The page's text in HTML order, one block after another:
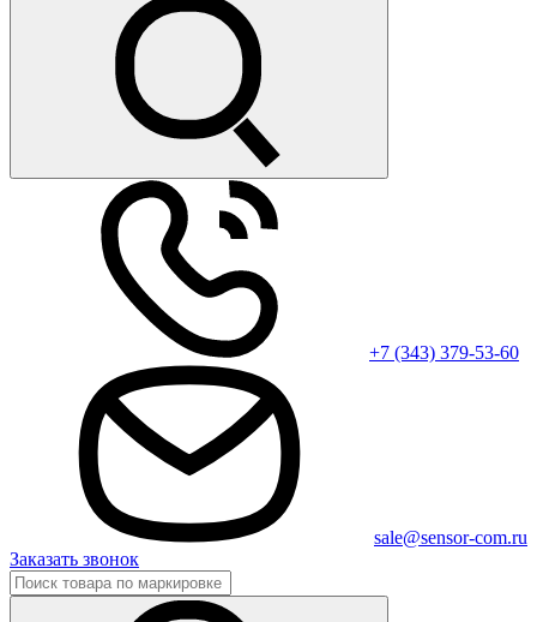
+7 (343) 379-53-60
sale@sensor-com.ru
Заказать звонок